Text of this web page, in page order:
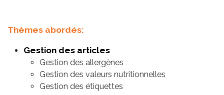
Thèmes abordés:
Gestion des articles
Gestion des allergènes
Gestion des valeurs nutritionnelles
Gestion des étiquettes